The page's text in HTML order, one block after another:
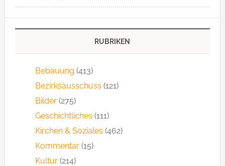
RUBRIKEN
Bebauung (413)
Bezirksausschuss (121)
Bilder(275)
Geschichtliches (111)
Kirchen & Soziales (462)
Kommentar(15)
Kultur(214)